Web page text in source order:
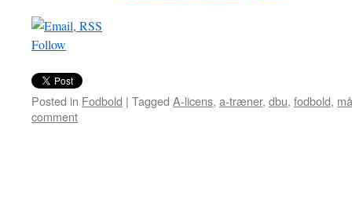
Follow
Posted in Fodbold | Tagged A-licens, a-træner, dbu, fodbold,
comment